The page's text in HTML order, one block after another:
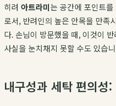
히려 아트라미는 공간에 포인트
로서, 반려인의 높은 안목을 만족
다. 손님이 방문했을 때, 이것이
사실을 눈치채지 못할 수도 있습
내구성과 세탁 편의성